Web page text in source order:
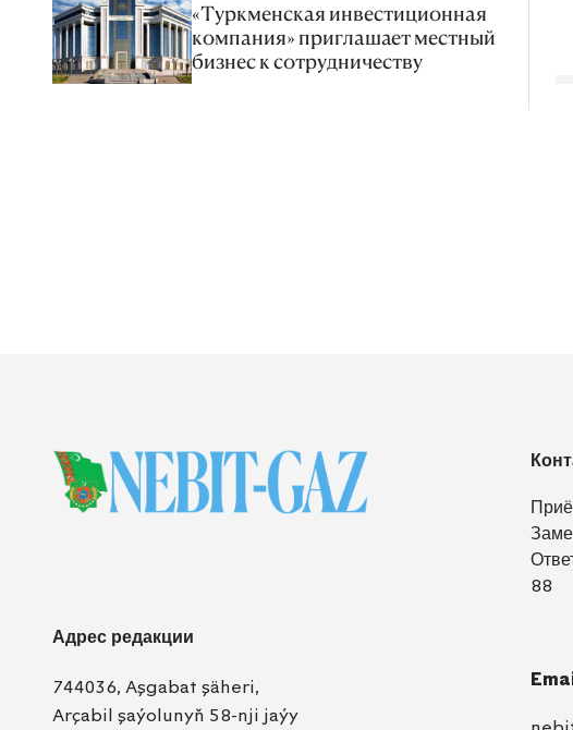
«Туркменская инвестиционная
компания» приглашает местный
бизнес к сотрудничеству
Адрес редакции
744036, Aşgabat şäheri,
Arçabil şaýolunyň 58-nji jaýy
88